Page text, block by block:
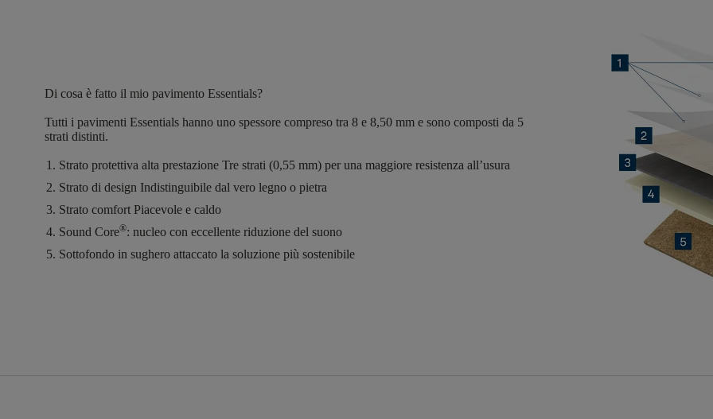
Di cosa è fatto il mio pavimento Essentials?
Tutti i pavimenti Essentials hanno uno spessore compreso tra 8 e 8,50 mm e sono composti da 5
strati distinti.
Strato protettiva alta prestazione Tre strati (0,55 mm) per una maggiore resistenza all’usura
Strato di design Indistinguibile dal vero legno o pietra
Strato comfort Piacevole e caldo
Sound Core®: nucleo con eccellente riduzione del suono
Sottofondo in sughero attaccato la soluzione più sostenibile